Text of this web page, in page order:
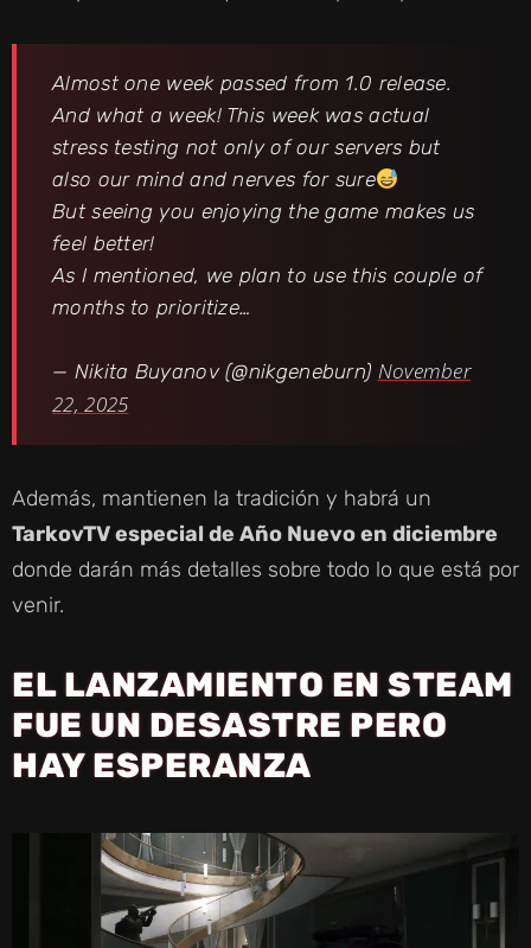
Almost one week passed from 1.0 release.
And what a week! This week was actual
stress testing not only of our servers but
also our mind and nerves for sure
But seeing you enjoying the game makes us
feel better!
As I mentioned, we plan to use this couple of
months to prioritize…
— Nikita Buyanov (@nikgeneburn) November
22, 2025
Además, mantienen la tradición y habrá un
TarkovTV especial de Año Nuevo en diciembre
donde darán más detalles sobre todo lo que está por
venir.
EL LANZAMIENTO EN STEAM
FUE UN DESASTRE PERO
HAY ESPERANZA